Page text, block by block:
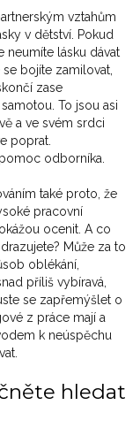
vztahům
v dětství. Pokud
neumíte lásku dávat
bojíte zamilovat,
zase
To jsou asi
a ve svém srdci
poprat.
odborníka.
také proto, že
pracovní
ocenit. A co
Může za to
oblékání,
příliš vybíravá,
se zapřemýšlet o
z práce mají a
k neúspěchu
hledat